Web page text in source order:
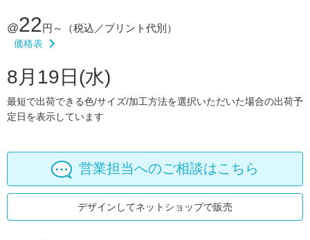
@22円～ （税込／プリント代別）
価格表
8月19日(水)
最短で出荷できる色/サイズ/加工方法を選択いただいた場合の出荷予
定日を表示しています
営業担当へのご相談はこちら
デザインしてネットショップで販売